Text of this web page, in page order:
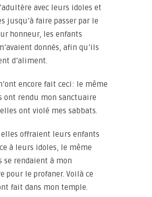
avec leurs idoles et
jusqu’à faire passer par le
honneur, les enfants
donnés, afin qu’ils
d’aliment.
encore fait ceci: le même
ont rendu mon sanctuaire
ont violé mes sabbats.
elles offraient leurs enfants
à leurs idoles, le même
se rendaient à mon
pour le profaner. Voilà ce
fait dans mon temple.